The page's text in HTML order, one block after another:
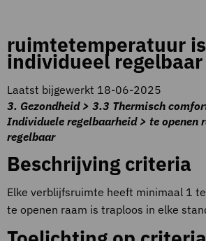
ruimtetemperatuur is
individueel regelbaar
Laatst bijgewerkt 18-06-2025
3. Gezondheid > 3.3 Thermisch
Individuele regelbaarheid > te openen
regelbaar
Beschrijving criteria
Elke verblijfsruimte heeft minimaal 1
te openen raam is traploos in elke